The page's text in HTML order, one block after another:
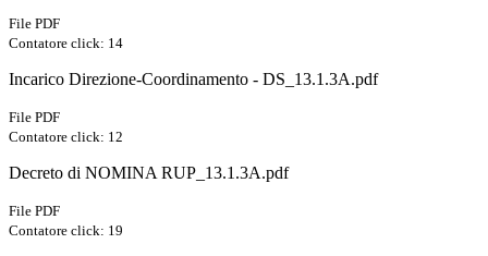
File PDF
Contatore click: 14
Incarico Direzione-Coordinamento - DS_13.1.3A.pdf
File PDF
Contatore click: 12
Decreto di NOMINA RUP_13.1.3A.pdf
File PDF
Contatore click: 19